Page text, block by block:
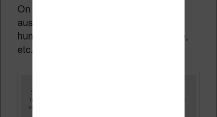
On y trouve bien sûr de la fiction, mais
aussi d’autres genres : sciences
humaines et sociales, histoire, politique,
etc.